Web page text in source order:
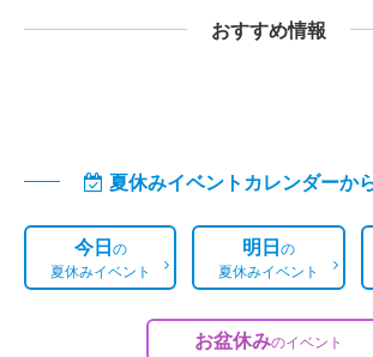
おすすめ情報
夏休みイベントカレンダーか
今日の
夏休みイベント
明日の
夏休みイベント
お盆休みのイベント